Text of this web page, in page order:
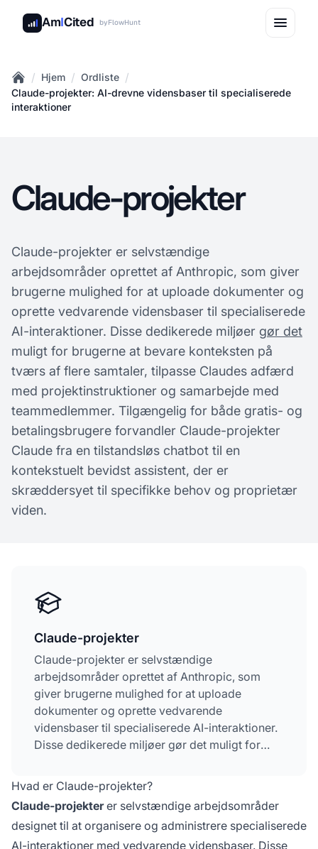
AmICited byFlowHunt
Home
/ Hjem / Ordliste /
Claude-projekter: AI-drevne vidensbaser til specialiserede
interaktioner
Claude-projekter
Claude-projekter er selvstændige
arbejdsområder oprettet af Anthropic, som giver
brugerne mulighed for at uploade dokumenter og
oprette vedvarende vidensbaser til specialiserede
AI-interaktioner. Disse dedikerede miljøer gør det
muligt for brugerne at bevare konteksten på
tværs af flere samtaler, tilpasse Claudes adfærd
med projektinstruktioner og samarbejde med
teammedlemmer. Tilgængelig for både gratis- og
betalingsbrugere forvandler Claude-projekter
Claude fra en tilstands­løs chatbot til en
kontekstuelt bevidst assistent, der er
skræddersyet til specifikke behov og proprietær
viden.
Claude-projekter
Claude-projekter er selvstændige
arbejdsområder oprettet af Anthropic, som
giver brugerne mulighed for at uploade
dokumenter og oprette vedvarende
vidensbaser til specialiserede AI-interaktioner.
Disse dedikerede miljøer gør det muligt for
flere samtaler, tilpasse Claudes adfærd med
projektinstruktioner og samarbejde med
teammedlemmer. Tilgængelig for både gratis-
og betalingsbrugere forvandler Claude-
Hvad er Claude-projekter?
Claude-projekterer selvstændige arbejdsområder
designet til at organisere og administrere specialiserede
AI-interaktioner med vedvarende vidensbaser. Disse